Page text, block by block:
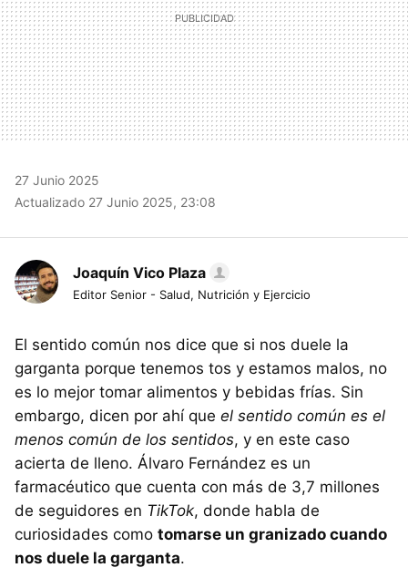
27 Junio 2025
Actualizado 27 Junio 2025, 23:08
Joaquín Vico Plaza
Editor Senior - Salud, Nutrición y Ejercicio
El sentido común nos dice que si nos duele la
garganta porque tenemos tos y estamos malos, no
es lo mejor tomar alimentos y bebidas frías. Sin
embargo, dicen por ahí que el sentido común es el
menos común de los sentidos, y en este caso
acierta de lleno. Álvaro Fernández es un
farmacéutico que cuenta con más de 3,7 millones
de seguidores en TikTok, donde habla de
curiosidades como tomarse un granizado cuando
nos duele la garganta.